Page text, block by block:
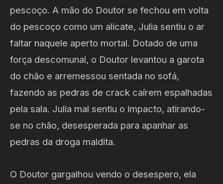
pescoço. A mão do Doutor se fechou em volta
do pescoço como um alicate, Julia sentiu o ar
faltar naquele aperto mortal. Dotado de uma
força descomunal, o Doutor levantou a garota
do chão e arremessou sentada no sofá,
fazendo as pedras de crack caírem espalhadas
pela sala. Julia mal sentiu o impacto, atirando-
se no chão, desesperada para apanhar as
pedras da droga maldita.
O Doutor gargalhou vendo o desespero, ela